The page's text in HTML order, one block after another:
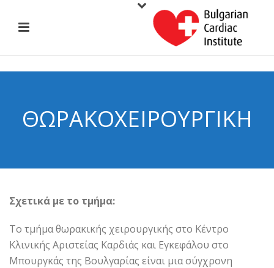
ΘΩΡΑΚΟΧΕΙΡΟΥΡΓΙΚΉ
Σχετικά με το τμήμα:
Το τμήμα θωρακικής χειρουργικής στο Κέντρο
Κλινικής Αριστείας Καρδιάς και Εγκεφάλου στο
Μπουργκάς της Βουλγαρίας είναι μια σύγχρονη